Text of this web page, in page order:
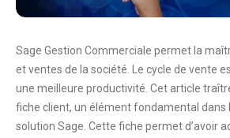
Sage Gestion Commerciale permet la
et ventes de la société. Le cycle de vente
une meilleure productivité. Cet article
fiche client, un élément fondamental dans
solution Sage. Cette fiche permet d’avoir